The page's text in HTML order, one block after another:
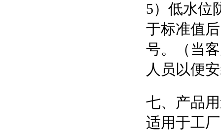
5）低水位
于标准值
号。（当
人员以便
七、产品
适用于工